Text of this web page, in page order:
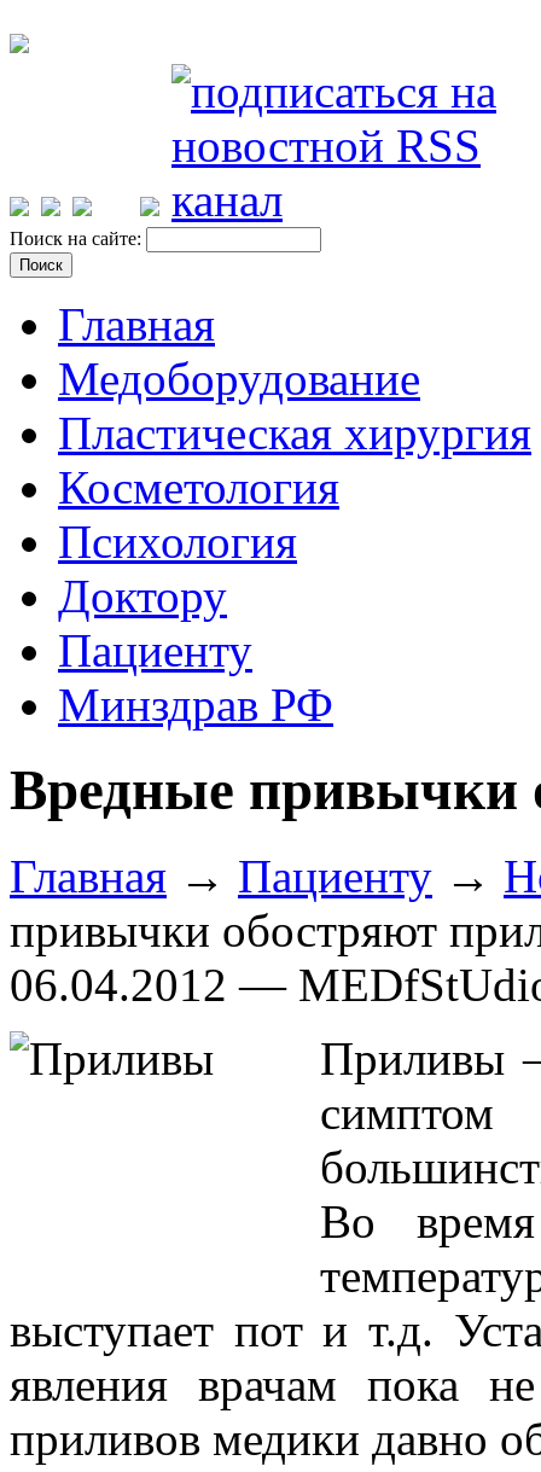
Поиск на сайте:
Главная
Медоборудование
Пластическая хирургия
Косметология
Психология
Доктору
Пациенту
Минздрав РФ
Вредные привычки
Главная → Пациенту →
привычки обостряют
06.04.2012 —
Приливы
симптом
Во
выступает пот и т.д.
явления врачам пока
приливов медики давно